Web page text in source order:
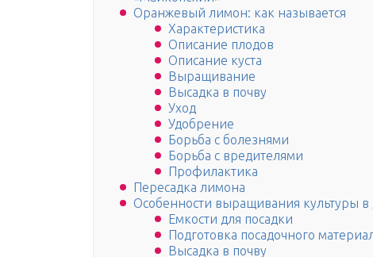
Оранжевый лимон: как называется
Характеристика
Описание плодов
Описание куста
Выращивание
Высадка в почву
Уход
Удобрение
Борьба с болезнями
Борьба с вредителями
Профилактика
Пересадка лимона
Особенности выращивания культуры
Емкости для посадки
Подготовка посадочного
Высадка в почву